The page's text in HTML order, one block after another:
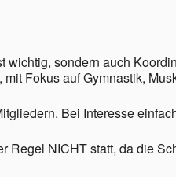
wichtig, sondern auch
Fokus auf Gymnastik,
Bei Interesse
Regel NICHT statt, da die